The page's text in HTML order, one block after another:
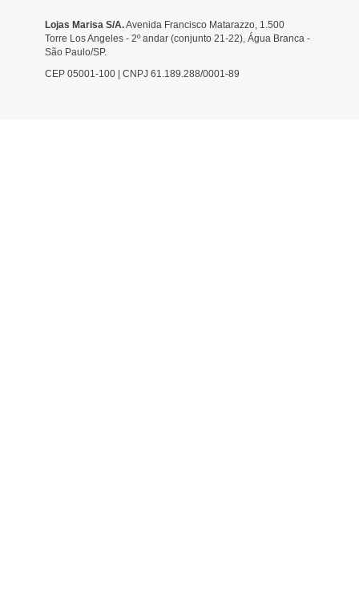
Lojas Marisa S/A.Avenida Francisco Matarazzo, 1.500
Torre Los Angeles - 2º andar (conjunto 21-22), Água Branca -
São Paulo/SP.
CEP 05001-100 | CNPJ 61.189.288/0001-89